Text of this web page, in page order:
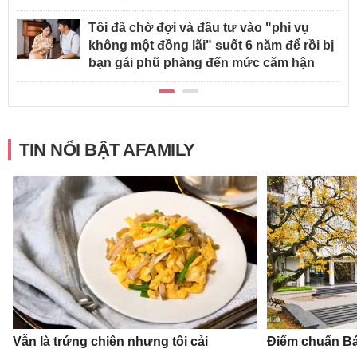
Tôi đã chờ đợi và đầu tư vào "phi vụ
không một đồng lãi" suốt 6 năm để rồi bị
bạn gái phũ phàng đến mức căm hận
TIN NỔI BẬT AFAMILY
Vẫn là trứng chiên nhưng tôi cải
Điểm chuẩn